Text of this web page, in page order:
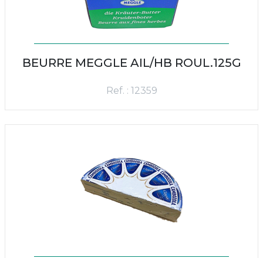
BEURRE MEGGLE AIL/HB ROUL.125G
Ref. : 12359